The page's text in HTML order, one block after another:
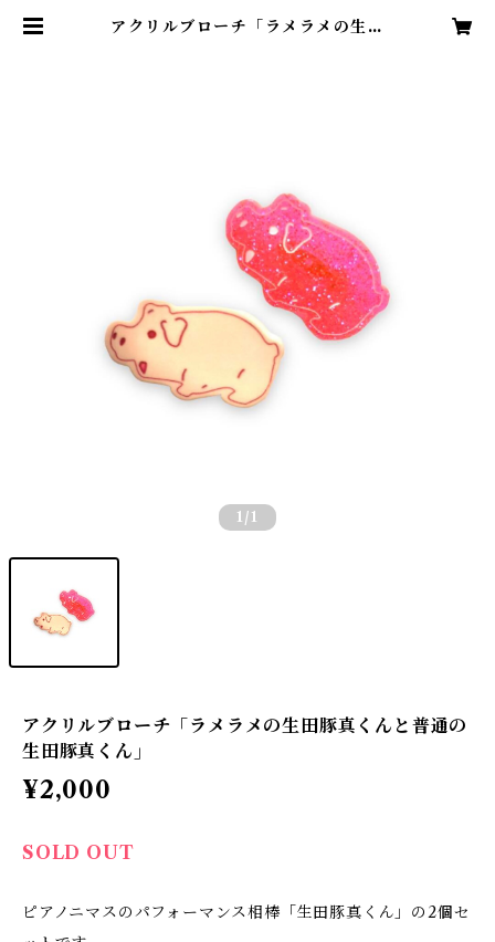
アクリルブローチ「ラメラメの生田
1 /1
アクリルブローチ「ラメラメの生田豚真くんと普通の
生田豚真くん」
¥2,000
SOLD OUT
ピアノニマスのパフォーマンス相棒「生田豚真くん」の2個セ